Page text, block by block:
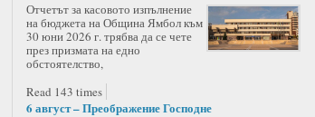
Отчетът за касовото изпълнение
на бюджета на Община Ямбол към
30 юни 2026 г. трябва да се чете
през призмата на едно
обстоятелство,
Read 143 times
6 август – Преображение Господне